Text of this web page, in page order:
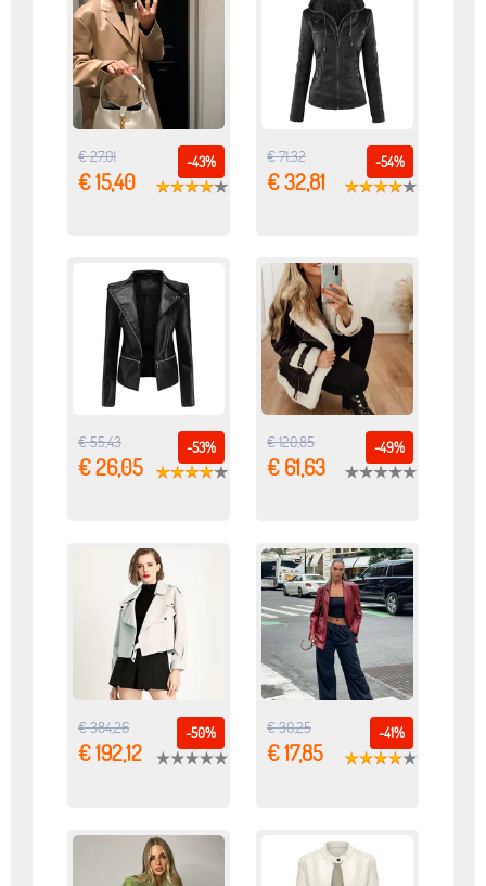
-43%
€ 27,01
€ 15,40
-54%
€ 71,32
€ 32,81
-53%
€ 55,43
€ 26,05
-49%
€ 120,85
€ 61,63
-50%
€ 384,26
€ 192,12
-41%
€ 30,25
€ 17,85